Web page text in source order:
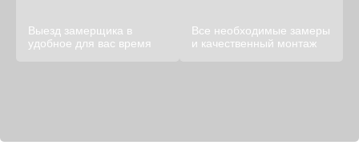
Выезд замерщика в
удобное для вас время
Все необходимые замеры
и качественный монтаж